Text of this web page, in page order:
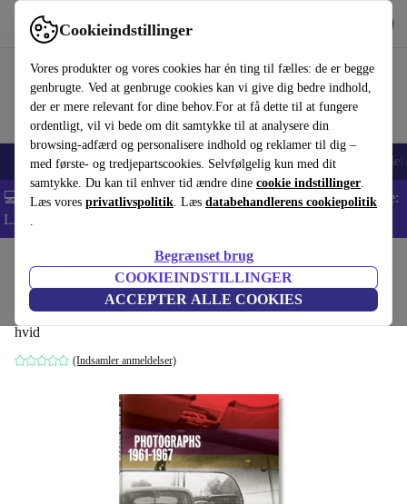
Cookieindstillinger
Vores produkter og vores cookies har én ting til fælles: de er begge
genbrugte. Ved at genbruge cookies kan vi give dig bedre indhold,
der er mere relevant for dine behov.For at få dette til at fungere
ordentligt, vil vi bede om dit samtykke til at analysere din
browsing-adfærd og personalisere indhold og reklamer til dig –
med første- og tredjepartscookies. Selvfølgelig kun med dit
samtykke. Du kan til enhver tid ændre dine cookie indstillinger.
Læs vores privatlivspolitik. Læs databehandlerens cookiepolitik
.
Begrænset brug
COOKIEINDSTILLINGER
ACCEPTER ALLE COOKIES
Brug refurbed hurtigt og nemt
Smartphones Bærbare Tablets Smartwatches Tilbehør
💻 Ekstra 5% rabat på alle MacBooks og bærbare computere - Kode:
LAPTOP5 -
Husholdning Møbler
Dennis Hopper. Photographs 1961–1967
hvid
(Indsamler anmeldelser)